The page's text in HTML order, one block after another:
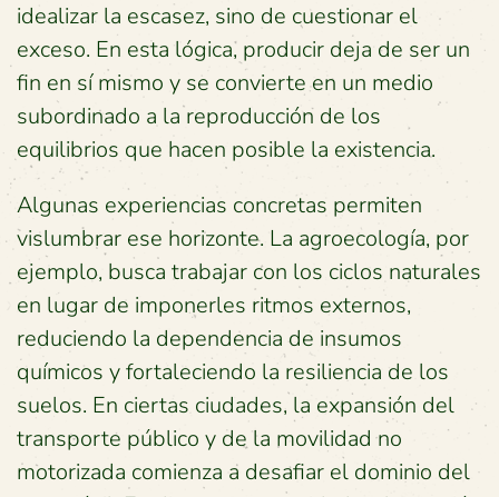
idealizar la escasez, sino de cuestionar el
exceso. En esta lógica, producir deja de ser un
fin en sí mismo y se convierte en un medio
subordinado a la reproducción de los
equilibrios que hacen posible la existencia.
Algunas experiencias concretas permiten
vislumbrar ese horizonte. La agroecología, por
ejemplo, busca trabajar con los ciclos naturales
en lugar de imponerles ritmos externos,
reduciendo la dependencia de insumos
químicos y fortaleciendo la resiliencia de los
suelos. En ciertas ciudades, la expansión del
transporte público y de la movilidad no
motorizada comienza a desafiar el dominio del